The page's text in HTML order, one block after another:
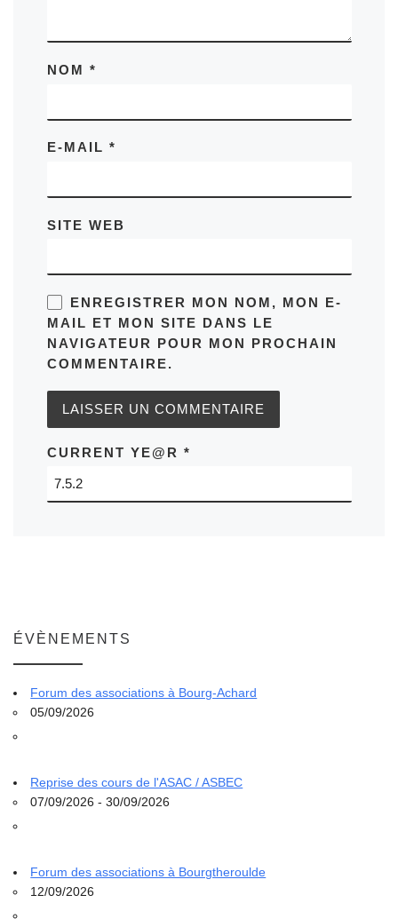
NOM *
E-MAIL *
SITE WEB
ENREGISTRER MON NOM, MON E-
MAIL ET MON SITE DANS LE
NAVIGATEUR POUR MON PROCHAIN
COMMENTAIRE.
CURRENT YE@R *
ÉVÈNEMENTS
Forum des associations à Bourg-Achard
05/09/2026
Reprise des cours de l'ASAC / ASBEC
07/09/2026 - 30/09/2026
Forum des associations à Bourgtheroulde
12/09/2026